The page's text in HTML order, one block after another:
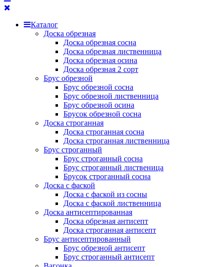
Каталог
Доска обрезная
Доска обрезная сосна
Доска обрезная лиственница
Доска обрезная осина
Доска обрезная 2 сорт
Брус обрезной
Брус обрезной сосна
Брус обрезной лиственница
Брус обрезной осина
Брусок обрезной сосна
Доска строганная
Доска строганная сосна
Доска строганная лиственница
Брус строганный
Брус строганный сосна
Брус строганный лиственица
Брусок строганный сосна
Доска с фаской
Доска с фаской из сосны
Доска с фаской лиственница
Доска антисептированная
Доска обрезная антисепт
Доска строганная антисепт
Брус антисептированный
Брус обрезной антисепт
Брус строганный антисепт